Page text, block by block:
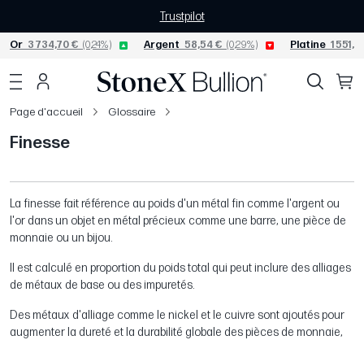
Trustpilot
Or 3 734,70 € (0,24%) Argent 58,54 € (0,29%) Platine 1
Page d'accueil Glossaire
Finesse
La finesse fait référence au poids d'un métal fin comme l'argent ou
l'or dans un objet en métal précieux comme une barre, une pièce de
monnaie ou un bijou.
Il est calculé en proportion du poids total qui peut inclure des alliages
de métaux de base ou des impuretés.
Des métaux d'alliage comme le nickel et le cuivre sont ajoutés pour
augmenter la dureté et la durabilité globale des pièces de monnaie,